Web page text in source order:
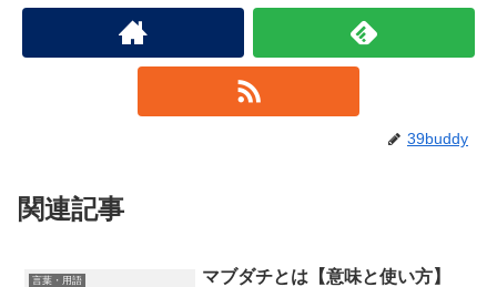
39buddy
関連記事
言葉・用語 マブダチとは【意味と使い方】